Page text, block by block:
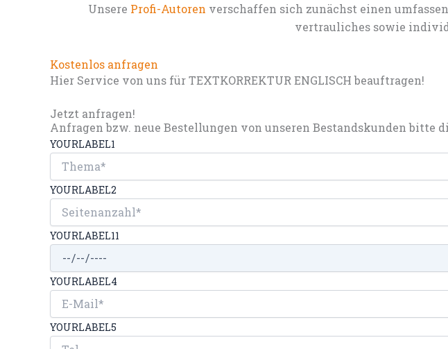
Unsere Profi-Autoren verschaffen sich zunächst einen
vertrauliches sowie
Kostenlos anfragen
Hier Service von uns für TEXTKORREKTUR ENGLISCH beauftragen!
Jetzt anfragen!
Anfragen bzw. neue Bestellungen von unseren Bestandskunden bitte
YOURLABEL1
YOURLABEL2
YOURLABEL11
YOURLABEL4
YOURLABEL5